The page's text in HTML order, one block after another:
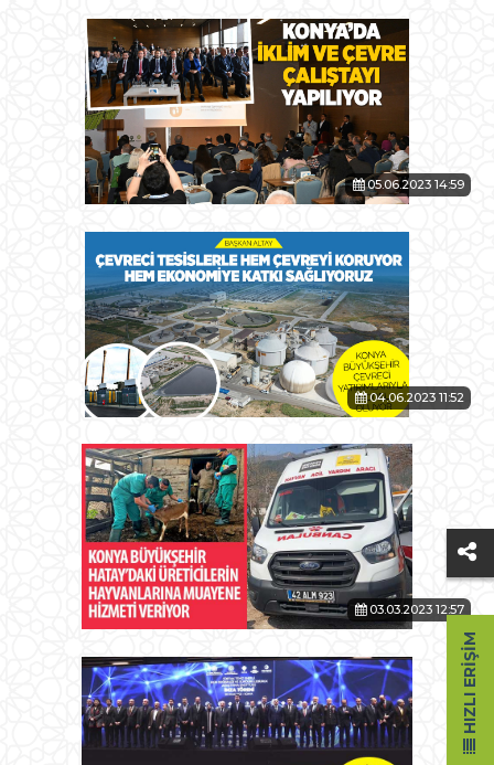
05.06.2023 14:59
04.06.2023 11:52
03.03.2023 12:57
HIZLI ERIŞIM